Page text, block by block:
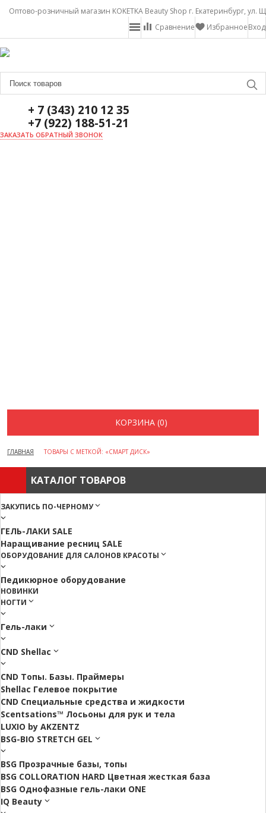
Оптово-розничный магазин KOKETKA Beauty Shop г. Екатеринбург, ул.
Вход
Избранное
Сравнение
+ 7 (343) 210 12 35
+7 (922) 188-51-21
ЗАКАЗАТЬ ОБРАТНЫЙ ЗВОНОК
КОРЗИНА (0)
ГЛАВНАЯ ТОВАРЫ С МЕТКОЙ: «СМАРТ ДИСК»
КАТАЛОГ ТОВАРОВ
ЗАКУПИСЬ ПО-ЧЕРНОМУ
ГЕЛЬ-ЛАКИ SALE
Наращивание ресниц SALE
ОБОРУДОВАНИЕ ДЛЯ САЛОНОВ КРАСОТЫ
Педикюрное оборудование
НОВИНКИ
НОГТИ
Гель-лаки
CND Shellac
CND Топы. Базы. Праймеры
Shellac Гелевое покрытие
CND Специальные средства и жидкости
Scentsations™ Лосьоны для рук и тела
LUXIO by AKZENTZ
BSG-BIO STRETCH GEL
BSG Прозрачные базы, топы
BSG COLLORATION HARD Цветная жесткая база
BSG Однофазные гель-лаки ONE
IQ Beauty